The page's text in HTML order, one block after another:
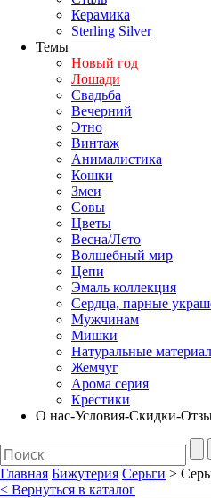
Керамика
Sterling Silver
Темы
Новый год
Лошади
Свадьба
Вечерний
Этно
Винтаж
Анималистика
Кошки
Змеи
Совы
Цветы
Весна/Лето
Волшебный мир
Цепи
Эмаль коллекция
Сердца, парные
Мужчинам
Мишки
Натуральные
Жемчуг
Арома серия
Крестики
О нас-Условия-Скидки-
Главная Бижутерия Серьги >
< Вернуться в каталог